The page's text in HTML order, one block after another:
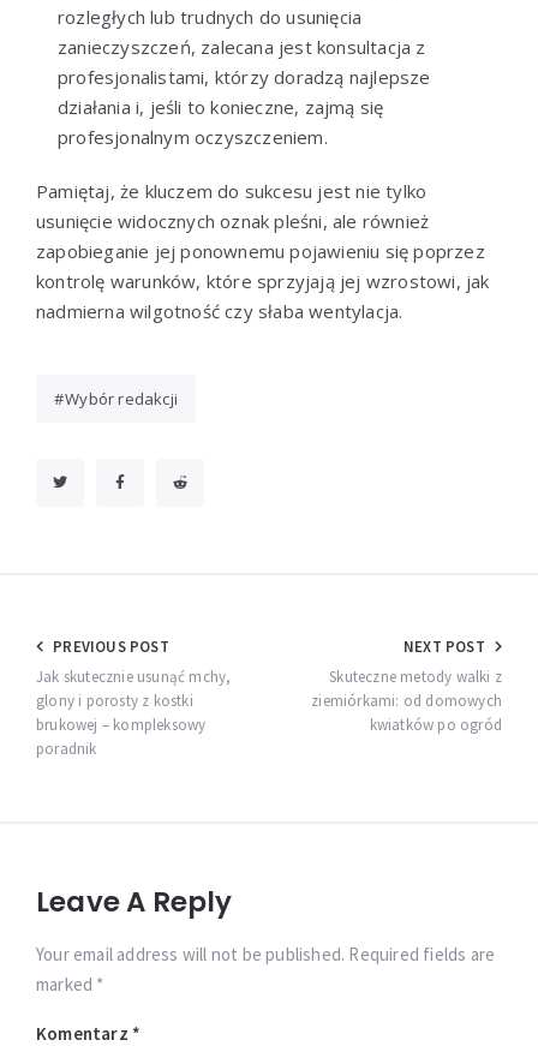
rozległych lub trudnych do usunięcia
zanieczyszczeń, zalecana jest konsultacja z
profesjonalistami, którzy doradzą najlepsze
działania i, jeśli to konieczne, zajmą się
profesjonalnym oczyszczeniem.
Pamiętaj, że kluczem do sukcesu jest nie tylko
usunięcie widocznych oznak pleśni, ale również
zapobieganie jej ponownemu pojawieniu się poprzez
kontrolę warunków, które sprzyjają jej wzrostowi, jak
nadmierna wilgotność czy słaba wentylacja.
Wybór redakcji
Nawigacja
wpisu
PREVIOUS POST
Jak skutecznie usunąć mchy,
glony i porosty z kostki
brukowej – kompleksowy
poradnik
NEXT POST
Skuteczne metody walki z
ziemiórkami: od domowych
kwiatków po ogród
Leave A Reply
Your email address will not be published. Required fields are
marked *
Komentarz *